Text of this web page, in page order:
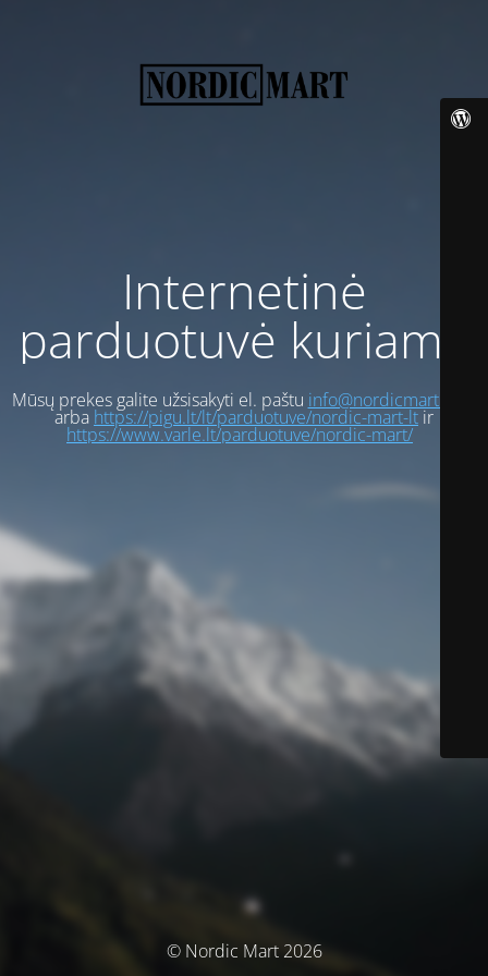
Internetinė
parduotuvė kuriama
Mūsų prekes galite užsisakyti el. paštu info@nordicmart.com
arba https://pigu.lt/lt/parduotuve/nordic-mart-ltir
https://www.varle.lt/parduotuve/nordic-mart/
© Nordic Mart 2026